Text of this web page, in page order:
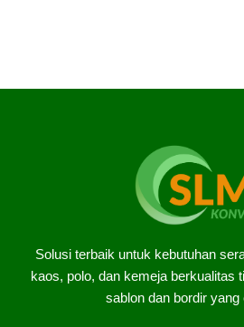
Solusi terbaik untuk kebutuhan
kaos, polo, dan kemeja berkualitas
sablon dan bordir yang